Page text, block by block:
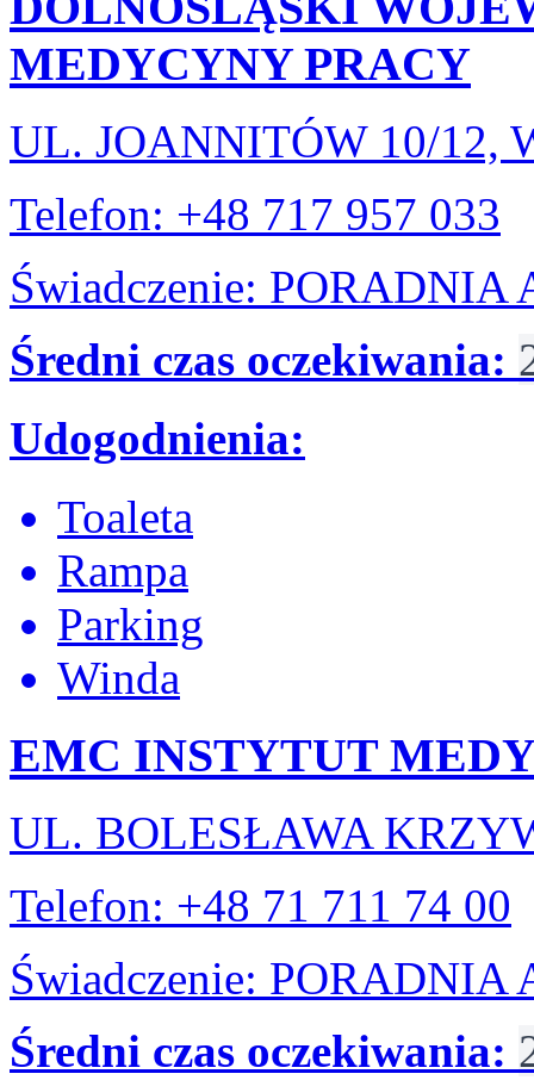
MEDYCYNY PRACY
UL. JOANNITÓW 10/12,
Telefon: +48 717 957 033
Świadczenie:
Średni czas oczekiwania:
Udogodnienia:
Toaleta
Rampa
Parking
Winda
EMC INSTYTUT
UL. BOLESŁAWA
Telefon: +48 71 711 74 00
Świadczenie:
Średni czas oczekiwania: